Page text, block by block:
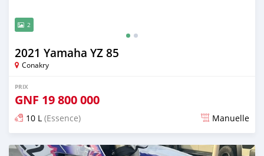
2
2021 Yamaha YZ 85
Conakry
PRIX
GNF 19 800 000
10 L (Essence) Manuelle
Publié il y a presque 2 ans